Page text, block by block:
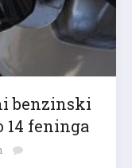
benzinski
feninga